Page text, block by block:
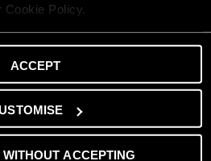
Cookie Policy.
ACCEPT
ACCEPTING